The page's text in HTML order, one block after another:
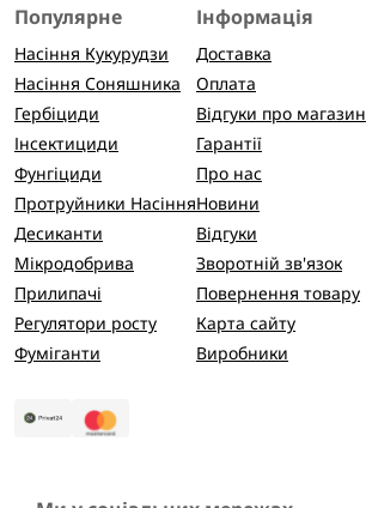
Популярне
Насіння Кукурудзи
Насіння Соняшника
Гербіциди
Інсектициди
Фунгіциди
Протруйники Насіння
Десиканти
Мікродобрива
Прилипачі
Регулятори росту
Фуміганти
Інформація
Доставка
Оплата
Відгуки про магазин
Гарантії
Про нас
Новини
Відгуки
Зворотній зв'язок
Повернення товару
Карта сайту
Виробники